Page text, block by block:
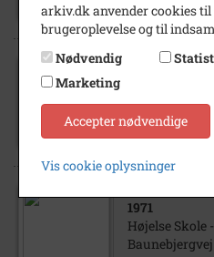
Højelse skole
1971
Højelse Skole
arkiv.dk anvender cookies
brugeroplevelse og til
Nødvendig
Marketing
Accepter nødvendige
Vis cookie oplysninger